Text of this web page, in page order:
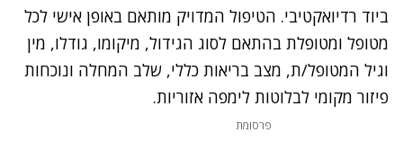
ביוד רדיואקטיבי. הטיפול המדויק מותאם באופן אישי לכל
מטופל ומטופלת בהתאם לסוג הגידול, מיקומו, גודלו, מין
וגיל המטופל/ת, מצב בריאות כללי, שלב המחלה ונוכחות
פיזור מקומי לבלוטות לימפה אזוריות.
פרסומת